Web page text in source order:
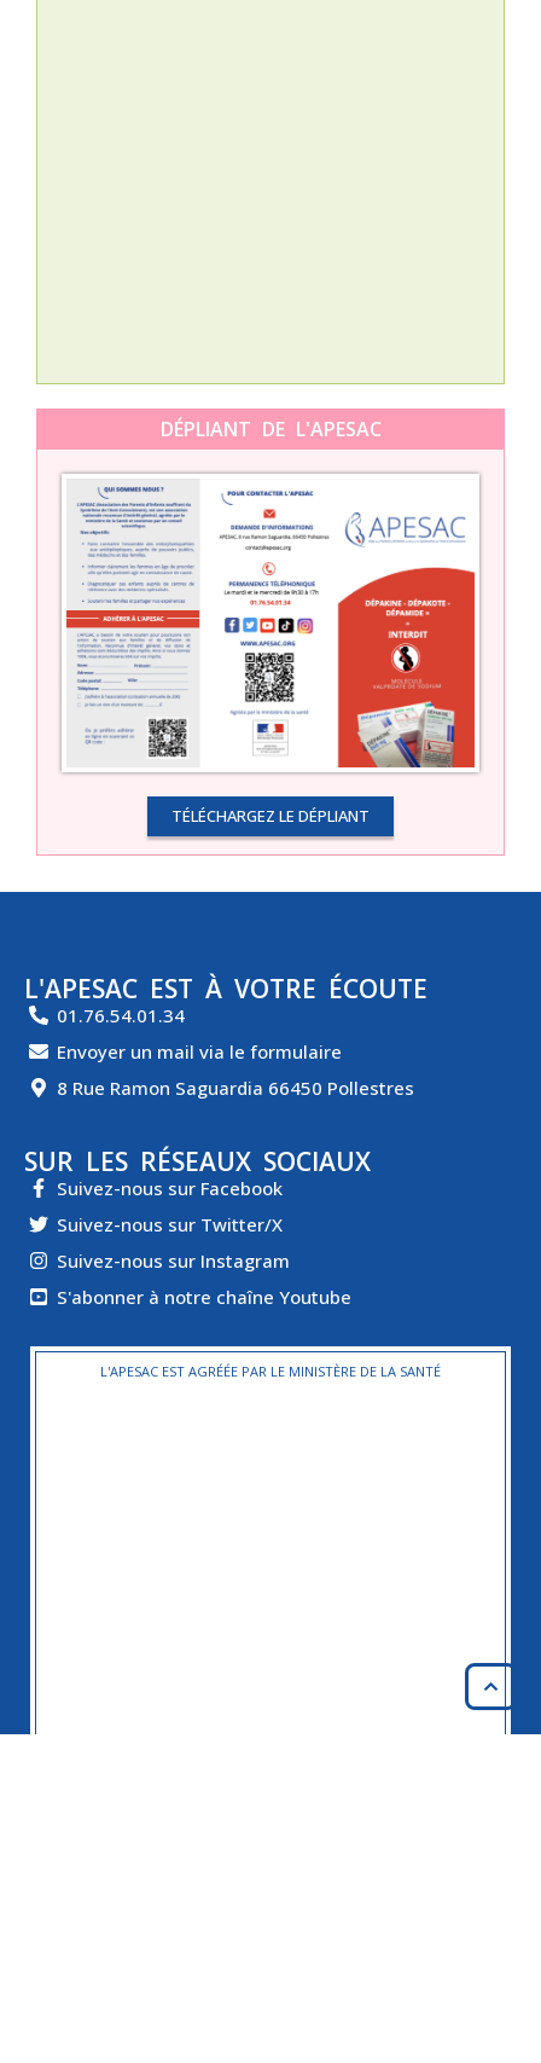
DÉPLIANT DE L'APESAC
TÉLÉCHARGEZ LE DÉPLIANT
L'APESAC EST À VOTRE ÉCOUTE
01.76.54.01.34
Envoyer un mail via le formulaire
8 Rue Ramon Saguardia 66450 Pollestres
SUR LES RÉSEAUX SOCIAUX
Suivez-nous sur Facebook
Suivez-nous sur Twitter/X
Suivez-nous sur Instagram
S'abonner à notre chaîne Youtube
L'APESAC EST AGRÉÉE PAR LE MINISTÈRE DE LA SANTÉ